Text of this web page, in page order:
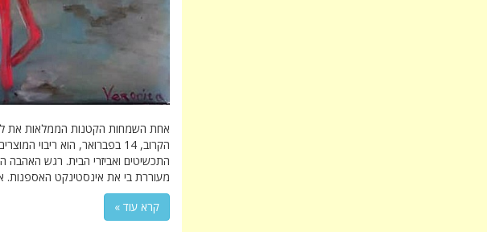
אחת השמחות הקטנות הממלאות את
הקרוב, 14 בפברואר, הוא
התכשיטים ואביזרי הבית. רגש האהבה
מעוררת בי את אינסטינקט
קרא עוד »